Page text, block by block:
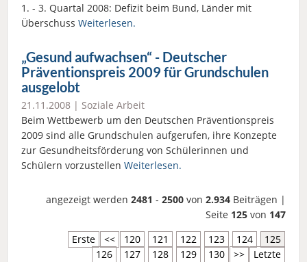
1. - 3. Quartal 2008: Defizit beim Bund, Länder mit
Überschuss Weiterlesen.
„Gesund aufwachsen“ - Deutscher
Präventionspreis 2009 für Grundschulen
ausgelobt
21.11.2008 | Soziale Arbeit
Beim Wettbewerb um den Deutschen Präventionspreis
2009 sind alle Grundschulen aufgerufen, ihre Konzepte
zur Gesundheitsförderung von Schülerinnen und
Schülern vorzustellen Weiterlesen.
angezeigt werden 2481 - 2500 von 2.934 Beiträgen |
Seite 125 von 147
Erste
<< 120 121 122 123 124
125
126
127 128 129 130 >> Letzte